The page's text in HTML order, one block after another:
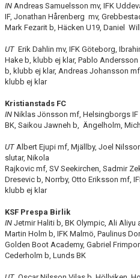
IN Andreas Samuelsson mv, IFK
IF, Jonathan Hårenberg mv,
Mark Fezarit b, Häcken U19, Daniel
UT Erik Dahlin mv, IFK Göteborg,
Hake b, klubb ej klar, Pablo
b, klubb ej klar, Andreas Johansson
klubb ej klar
Kristianstads FC
IN Niklas Jönsson mf, Helsingborgs
BK, Saikou Jawneh b, Ängelholm,
UT Albert Ejupi mf, Mjällby, Joel
slutar, Nikola
Rajkovic mf, SV Seekirchen, Sadmir
Dresevic b, Norrby, Otto Eriksson mf,
klubb ej klar
KSF Prespa Birlik
IN Jetmir Haliti b, BK Olympic, Ali Aliyu
Martin Holm b, IFK Malmö, Paulinus
Golden Boot Academy, Gabriel
Cederholm b, Lunds BK